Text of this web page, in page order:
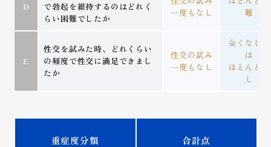
D
で勃起を維持するのはどれく
らい困難でしたか
一度もなし
難
E
性交を試みた時、どれくらい
の頻度で性交に満足できまし
たか
性交の試み
一度もなし
全くなし又
は
ほとんどな
し
重症度分類 合計点